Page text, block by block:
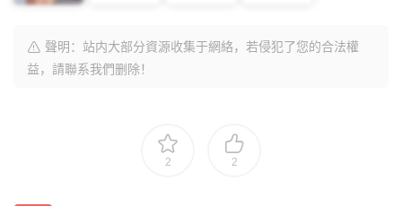
聲明：站内大部分資源收集于網絡，若侵犯了您的合法權
益，請聯系我們删除！
2 2